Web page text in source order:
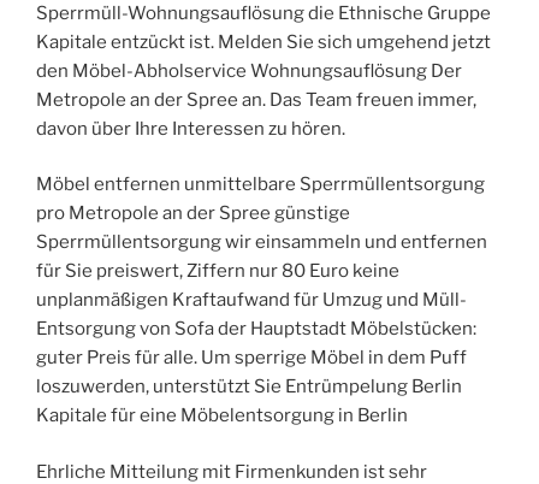
Sperrmüll-Wohnungsauflösung die Ethnische Gruppe
Kapitale entzückt ist. Melden Sie sich umgehend jetzt
den Möbel-Abholservice Wohnungsauflösung Der
Metropole an der Spree an. Das Team freuen immer,
davon über Ihre Interessen zu hören.
Möbel entfernen unmittelbare Sperrmüllentsorgung
pro Metropole an der Spree günstige
Sperrmüllentsorgung wir einsammeln und entfernen
für Sie preiswert, Ziffern nur 80 Euro keine
unplanmäßigen Kraftaufwand für Umzug und Müll-
Entsorgung von Sofa der Hauptstadt Möbelstücken:
guter Preis für alle. Um sperrige Möbel in dem Puff
loszuwerden, unterstützt Sie Entrümpelung Berlin
Kapitale für eine Möbelentsorgung in Berlin
Ehrliche Mitteilung mit Firmenkunden ist sehr